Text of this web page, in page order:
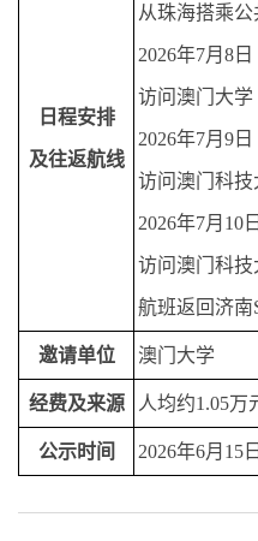
日程安排
及往返航线
从珠海搭乘
2026年7月8日
访问澳门大学
2026年7月9日
访问澳门科技
2026年7月10
访问澳门科
航班返回济南
邀请单位 澳门大学
经费及来源 人均约1.05万
公示时间 2026年6月15